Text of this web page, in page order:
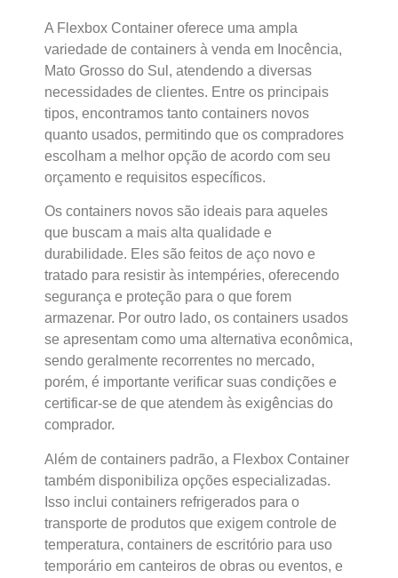
A Flexbox Container oferece uma ampla
variedade de containers à venda em Inocência,
Mato Grosso do Sul, atendendo a diversas
necessidades de clientes. Entre os principais
tipos, encontramos tanto containers novos
quanto usados, permitindo que os compradores
escolham a melhor opção de acordo com seu
orçamento e requisitos específicos.
Os containers novos são ideais para aqueles
que buscam a mais alta qualidade e
durabilidade. Eles são feitos de aço novo e
tratado para resistir às intempéries, oferecendo
segurança e proteção para o que forem
armazenar. Por outro lado, os containers usados
se apresentam como uma alternativa econômica,
sendo geralmente recorrentes no mercado,
porém, é importante verificar suas condições e
certificar-se de que atendem às exigências do
comprador.
Além de containers padrão, a Flexbox Container
também disponibiliza opções especializadas.
Isso inclui containers refrigerados para o
transporte de produtos que exigem controle de
temperatura, containers de escritório para uso
temporário em canteiros de obras ou eventos, e